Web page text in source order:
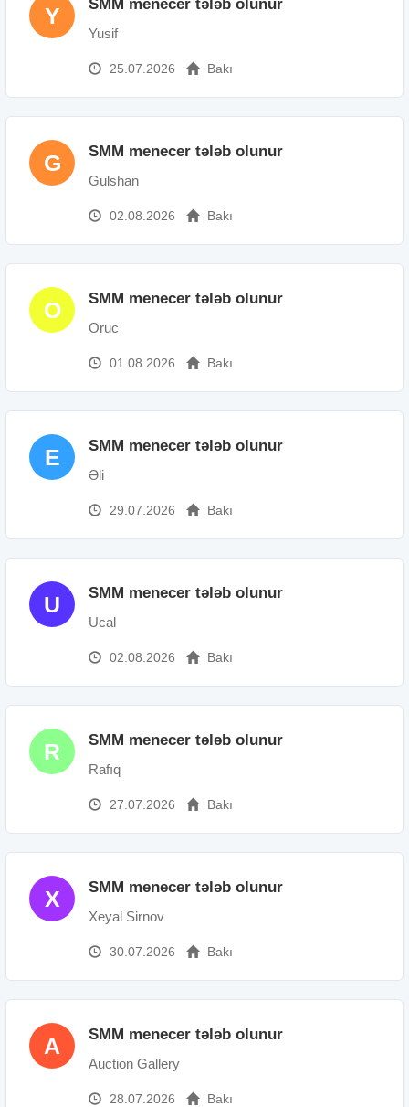
Y SMM menecer tələb olunur
Yusif
25.07.2026 Bakı
G SMM menecer tələb olunur
Gulshan
02.08.2026 Bakı
O SMM menecer tələb olunur
Oruc
01.08.2026 Bakı
E SMM menecer tələb olunur
Əli
29.07.2026 Bakı
U SMM menecer tələb olunur
Ucal
02.08.2026 Bakı
R SMM menecer tələb olunur
Rafıq
27.07.2026 Bakı
X SMM menecer tələb olunur
Xeyal Sirnov
30.07.2026 Bakı
A SMM menecer tələb olunur
Auction Gallery
28.07.2026 Bakı